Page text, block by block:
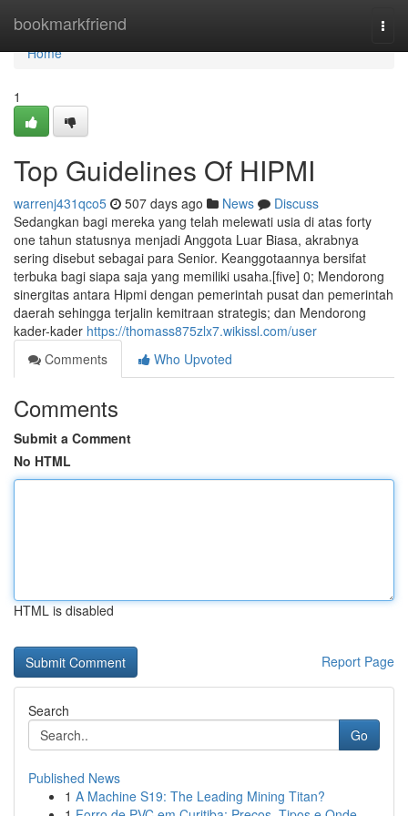
bookmarkfriend
Home
Home
1
Top Guidelines Of HIPMI
warrenj431qco5 507 days ago News
Discuss
Sedangkan bagi mereka yang telah melewati usia di atas forty
one tahun statusnya menjadi Anggota Luar Biasa, akrabnya
sering disebut sebagai para Senior. Keanggotaannya bersifat
terbuka bagi siapa saja yang memiliki usaha.[five] 0; Mendorong
sinergitas antara Hipmi dengan pemerintah pusat dan pemerintah
daerah sehingga terjalin kemitraan strategis; dan Mendorong
kader-kader https://thomass875zlx7.wikissl.com/user
Comments
Who Upvoted
Comments
Submit a Comment
No HTML
HTML is disabled
Report Page
Search
Go
Published News
1 A Machine S19: The Leading Mining Titan?